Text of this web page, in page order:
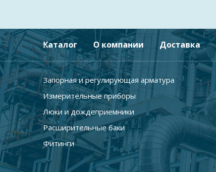
Каталог О компании Доставка
Запорная и регулирующая арматура
Измерительные приборы
Люки и дождеприемники
Расширительные баки
Фитинги